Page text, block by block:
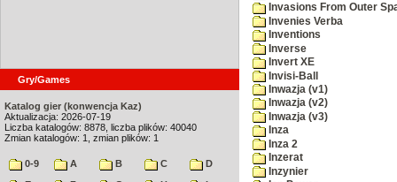
Gry/Games
Katalog gier (konwencja Kaz)
Aktualizacja: 2026-07-19
Liczba katalogów: 8878, liczba plików: 40040
Zmian katalogów: 1, zmian plików: 1
0-9 A B C
D
Invasions From Outer
Invenies Verba
Inventions
Inverse
Invert XE
Invisi-Ball
Inwazja (v1)
Inwazja (v2)
Inwazja (v3)
Inza
Inza 2
Inzerat
Inzynier